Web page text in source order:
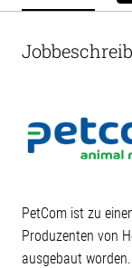
PetCom ist zu
Produzenten von
ausgebaut